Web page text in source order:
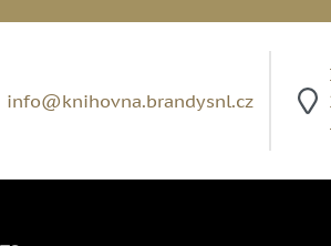
info@knihovna.brandysnl.cz